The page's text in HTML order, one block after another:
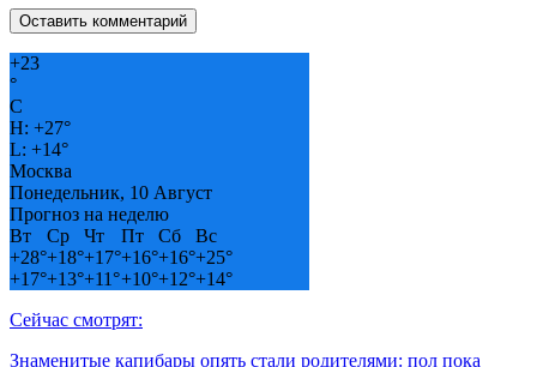
+23
°
C
H: +27°
L: +14°
Москва
Понедельник, 10 Август
Прогноз на неделю
Вт
Ср Чт Пт Сб
Вс
+28°+18°+17°+16°+16°+25°
+17°+13°+11°+10°+12°+14°
Сейчас смотрят:
Знаменитые капибары опять стали родителями: пол пока